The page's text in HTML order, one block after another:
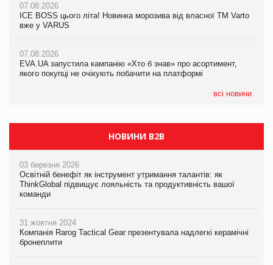
07.08.2026
ICE BOSS цього літа! Новинка морозива від власної ТМ Varto
вже у VARUS
07.08.2026
EVA.UA запустила кампанію «Хто б знав» про асортимент,
якого покупці не очікують побачити на платформі
всі новини
07.08.2026
ICE BOSS цього літа! Новинка морозива від власної ТМ Varto
вже у VARUS
07.08.2026
EVA.UA запустила кампанію «Хто б знав» про асортимент,
якого покупці не очікують побачити на платформі
Продажі Hugo Boss впали на 9%
НОВИНИ B2B
03 березня 2026
Освітній бенефіт як інструмент утримання талантів: як
ThinkGlobal підвищує лояльність та продуктивність вашої
команди
31 жовтня 2024
Компанія Rarog Tactical Gear презентувала надлегкі керамічні
бронеплити